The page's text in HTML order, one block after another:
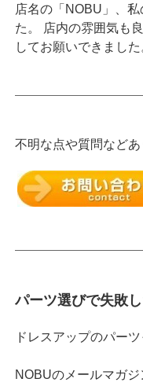
店名の「NOBU」、
た。 店内の雰囲気も
してお願いできました
不明な点や質問など
パーツ選びで失敗
ドレスアップのパー
NOBUのメールマガ